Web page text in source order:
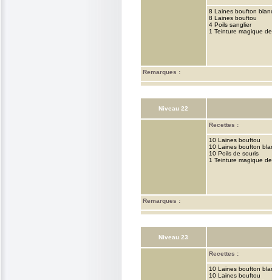
8 Laines boufton
8 Laines bouftou
4 Poils sanglier
1 Teinture magique
Remarques :
Niveau 22
Recettes :
10 Laines bouftou
10 Laines boufton
10 Poils de souris
1 Teinture magique
Remarques :
Niveau 23
Recettes :
10 Laines boufton
10 Laines bouftou